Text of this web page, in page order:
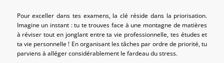
Pour exceller dans tes examens, la clé réside dans la priorisation.
Imagine un instant : tu te trouves face à une montagne de matières
à réviser tout en jonglant entre ta vie professionnelle, tes études et
ta vie personnelle ! En organisant les tâches par ordre de priorité, tu
parviens à alléger considérablement le fardeau du stress.